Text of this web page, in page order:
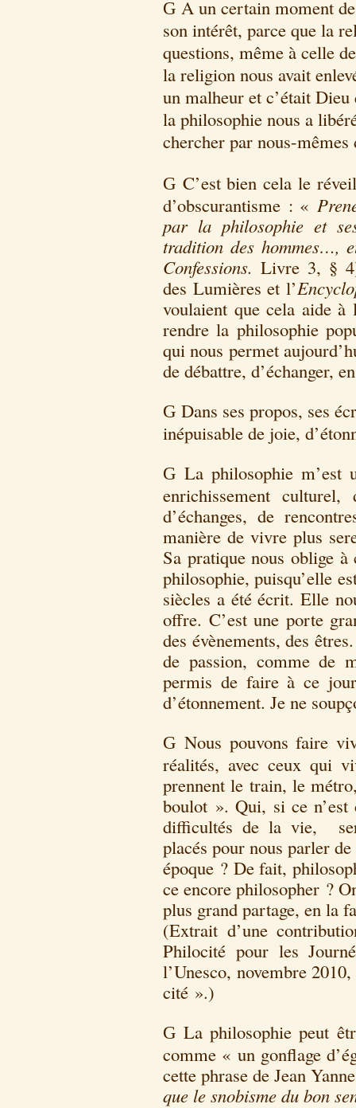
G A un certain moment
son intérêt, parce que la
questions, même à celle
la religion nous avait
un malheur et c’était
la philosophie nous a
chercher par nous-mêmes
G C’est bien cela le
d’obscurantisme : «
par la philosophie et
tradition des hommes…,
Confessions. Livre 3, §
des Lumières et l’
voulaient que cela aide à
rendre la philosophie
qui nous permet
de débattre, d’échanger,
G Dans ses propos, ses
inépuisable de joie,
G La philosophie m’est
enrichissement
d’échanges, de
manière de vivre plus
Sa pratique nous oblige
philosophie, puisqu’elle
siècles a été écrit. Elle
offre. C’est une porte
des évènements, des
de passion, comme de
permis de faire à ce
d’étonnement. Je ne
G Nous pouvons faire
réalités, avec ceux qui
prennent le train, le
boulot ». Qui, si ce
difficultés de la vie,
placés pour nous parler
époque ? De fait,
ce encore philosopher ?
plus grand partage, en la
(Extrait d’une
Philocité pour les
l’Unesco, novembre
cité ».)
GLa philosophie peut
comme « un gonflage
cette phrase de Jean
que le snobisme du bon